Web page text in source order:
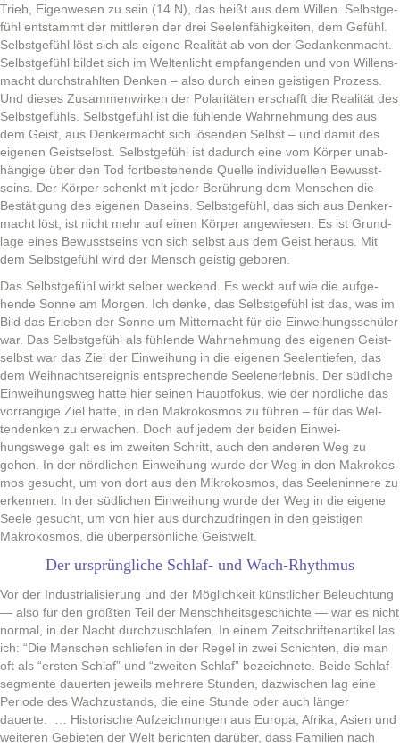
Trieb, Eigen­we­sen zu sein (14 N), das heißt aus dem Willen. Selb­st­ge­
fühl entstammt der mit­tleren der drei See­len­fähigkeit­en, dem Gefühl.
Selb­st­ge­fühl löst sich als eigene Real­ität ab von der Gedanken­macht.
Selb­st­ge­fühl bildet sich im Wel­tenlicht emp­fan­gen­den und von Wil­lens­
macht durch­strahlten Denken – also durch einen geisti­gen Prozess.
Und dieses Zusam­men­wirken der Polar­itäten erschafft die Real­ität des
Selb­st­ge­fühls. Selb­st­ge­fühl ist die füh­lende Wahrnehmung des aus
dem Geist, aus Denker­ma­cht sich lösenden Selb­st – und damit des
eige­nen Geist­selb­st. Selb­st­ge­fühl ist dadurch eine vom Kör­p­er unab­
hängige über den Tod fortbeste­hende Quelle indi­vidu­ellen Bewusst­
seins. Der Kör­p­er schenkt mit jed­er Berührung dem Men­schen die
Bestä­ti­gung des eige­nen Daseins. Selb­st­ge­fühl, das sich aus Denker­
ma­cht löst, ist nicht mehr auf einen Kör­p­er angewiesen. Es ist Grund­
lage eines Bewusst­seins von sich selb­st aus dem Geist her­aus. Mit
dem Selb­st­ge­fühl wird der Men­sch geistig geboren.
Das Selb­st­ge­fühl wirkt sel­ber weck­end. Es weckt auf wie die aufge­
hende Sonne am Mor­gen. Ich denke, das Selb­st­ge­fühl ist das, was im
Bild das Erleben der Sonne um Mit­ter­nacht für die Ein­wei­hungss­chüler
war. Das Selb­st­ge­fühl als füh­lende Wahrnehmung des eige­nen Geist­
selb­st war das Ziel der Ein­wei­hung in die eige­nen See­len­tiefen, das
dem Wei­h­nacht­sereig­nis entsprechende See­len­er­leb­nis. Der südliche
Ein­wei­hungsweg hat­te hier seinen Haupt­fokus, wie der nördliche das
vor­rangige Ziel hat­te, in den Makrokos­mos zu führen – für das Wel­
tendenken zu erwachen. Doch auf jedem der bei­den Ein­wei­
hungswege galt es im zweit­en Schritt, auch den anderen Weg zu
gehen. In der nördlichen Ein­wei­hung wurde der Weg in den Makrokos­
mos gesucht, um von dort aus den Mikrokos­mos, das See­lenin­nere zu
erken­nen. In der südlichen Ein­wei­hung wurde der Weg in die eigene
Seele gesucht, um von hier aus durchzu­drin­gen in den geisti­gen
Makrokos­mos, die über­per­sön­liche Geistwelt.
Der ursprüngliche Schlaf- und Wach-Rhythmus
Vor der Indus­tri­al­isierung und der Möglichkeit kün­stlich­er Beleuch­tung
— also für den größten Teil der Men­schheits­geschichte — war es nicht
nor­mal, in der Nacht durchzuschlafen. In einem Zeitschrifte­nar­tikel las
ich: “Die Men­schen schliefen in der Regel in zwei Schicht­en, die man
oft als “ersten Schlaf” und “zweit­en Schlaf” beze­ich­nete. Bei­de Schlaf­
seg­mente dauerten jew­eils mehrere Stun­den, dazwis­chen lag eine
Peri­ode des Wachzu­s­tands, die eine Stunde oder auch länger
dauerte. … His­torische Aufze­ich­nun­gen aus Europa, Afri­ka, Asien und
weit­eren Gebi­eten der Welt bericht­en darüber, dass Fam­i­lien nach